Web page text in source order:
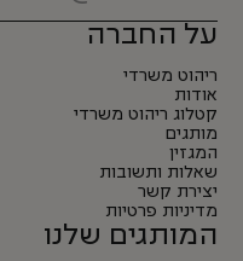
על החברה
ריהוט משרדי
אודות
קטלוג ריהוט משרדי
מותגים
המגזין
שאלות ותשובות
יצירת קשר
מדיניות פרטיות
המותגים שלנו